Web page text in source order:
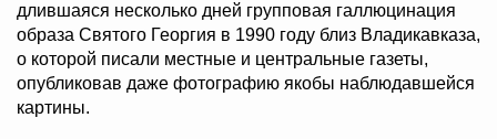
длившаяся несколько дней групповая галлюцинация
образа Святого Георгия в 1990 году близ Владикавказа,
о которой писали местные и центральные газеты,
опубликовав даже фотографию якобы наблюдавшейся
картины.